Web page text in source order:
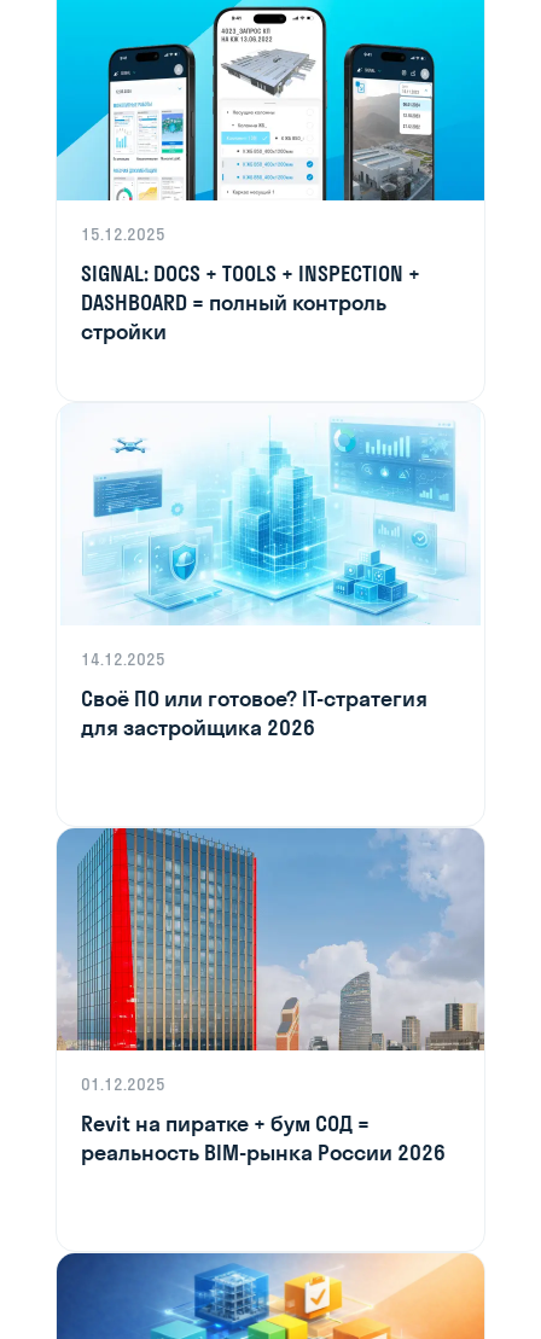
15.12.2025
SIGNAL: DOCS + TOOLS + INSPECTION +
DASHBOARD = полный контроль
стройки
14.12.2025
Своё ПО или готовое? IT-стратегия
для застройщика 2026
01.12.2025
Revit на пиратке + бум СОД =
реальность BIM-рынка России 2026